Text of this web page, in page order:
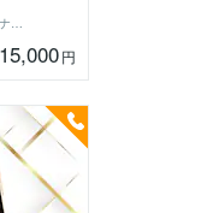
15,000円